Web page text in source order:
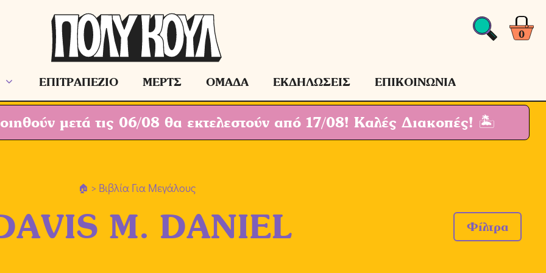
0
ΕΠΙΤΡΑΠΕΖΙΟ ΜΕΡΤΣ ΟΜΑΔΑ ΕΚΔΗΛΩΣΕΙΣ ΕΠΙΚΟΙΝΩΝΙΑ
μετά τις 06/08 θα εκτελεστούν από 17/08! Καλές Διακοπές! 🏝
> Βιβλία Για Μεγάλους
M. DANIEL Φίλτρα